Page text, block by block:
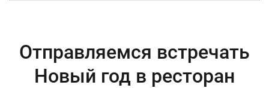
Отправляемся встречать
Новый год в ресторан